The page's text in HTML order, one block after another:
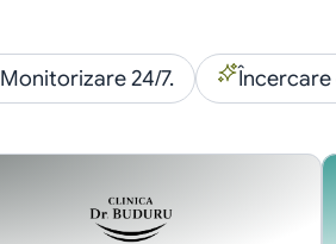
Monitorizare 24/7.